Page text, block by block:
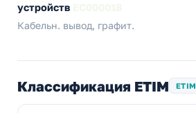
устройств
Кабельн. вывод, графит.
Классификация ETIM ETIM